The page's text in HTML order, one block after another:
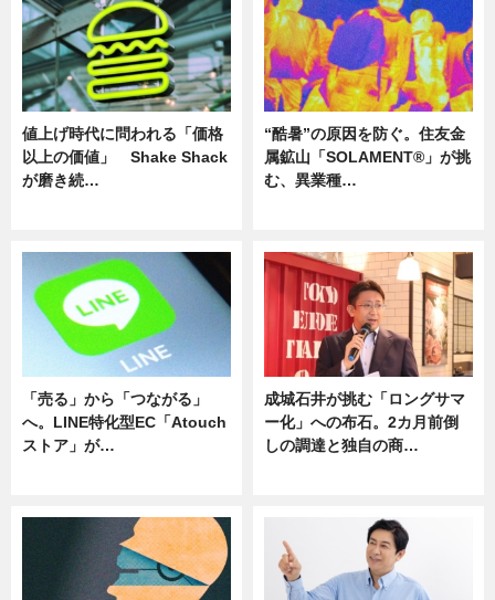
値上げ時代に問われる「価格
以上の価値」 Shake Shack
が磨き続…
“酷暑”の原因を防ぐ。住友金
属鉱山「SOLAMENT®」が挑
む、異業種…
「売る」から「つながる」
へ。LINE特化型EC「Atouch
ストア」が…
成城石井が挑む「ロングサマ
ー化」への布石。2カ月前倒
しの調達と独自の商…